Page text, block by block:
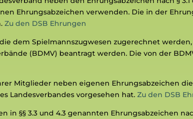
Ehrungsabzeichen verwenden. Die in der
Zu den DSB Ehrungen
dem Spielmannszugwesen zugerechnet
(BDMV) beantragt werden. Die von der
Mitglieder neben eigenen Ehrungsabzeichen
Landesverbandes vorgesehen hat.Zu den DSB
in §§ 3.3 und 4.3 genannten Ehrungsabzeichen